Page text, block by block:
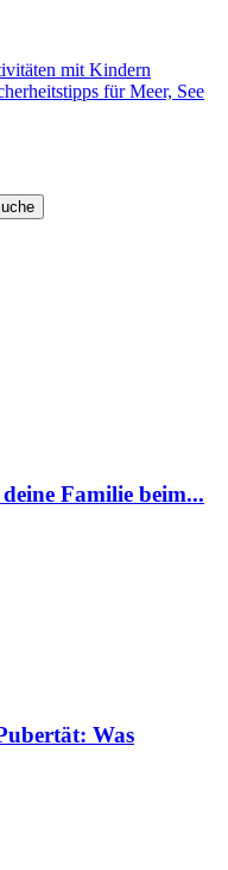
mit Kindern
für Meer, See
Familie beim...
Was